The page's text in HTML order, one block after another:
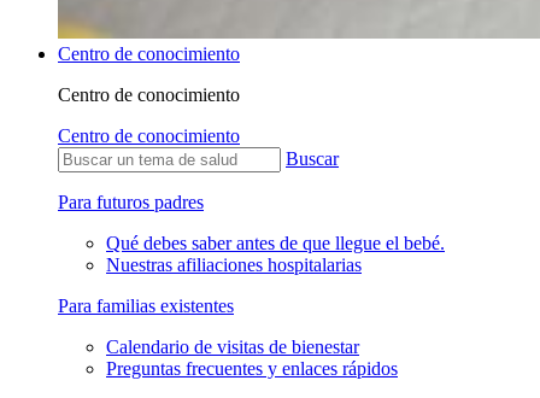
Centro de conocimiento
Centro de conocimiento
Centro de conocimiento
Buscar
Para futuros padres
Qué debes saber antes de que llegue el bebé.
Nuestras afiliaciones hospitalarias
Para familias existentes
Calendario de visitas de bienestar
Preguntas frecuentes y enlaces rápidos